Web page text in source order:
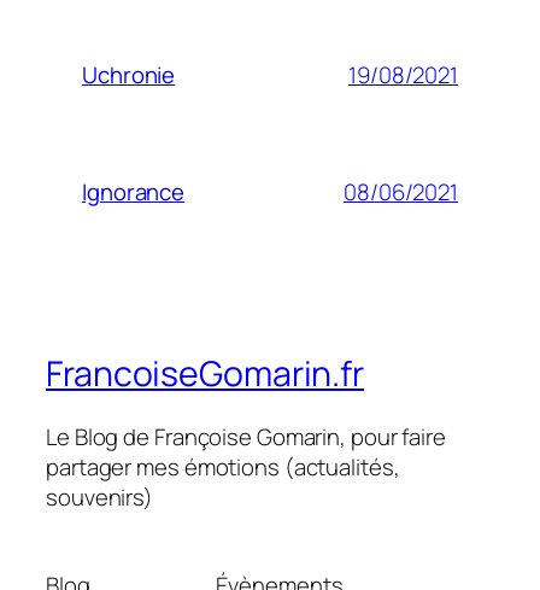
Uchronie 19/08/2021
Ignorance 08/06/2021
FrancoiseGomarin.fr
Le Blog de Françoise Gomarin, pour faire
partager mes émotions (actualités,
souvenirs)